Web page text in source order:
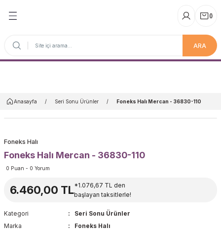
ARA
()
Anasayfa Seri Sonu Ürünler Foneks Halı Mercan - 36830-110
Foneks Halı
Foneks Halı Mercan - 36830-110
0 Puan - 0 Yorum
6.460,00 TL*1.076,67 TL den
başlayan taksitlerle!
Kategori
Seri Sonu Ürünler
Marka
Foneks Halı